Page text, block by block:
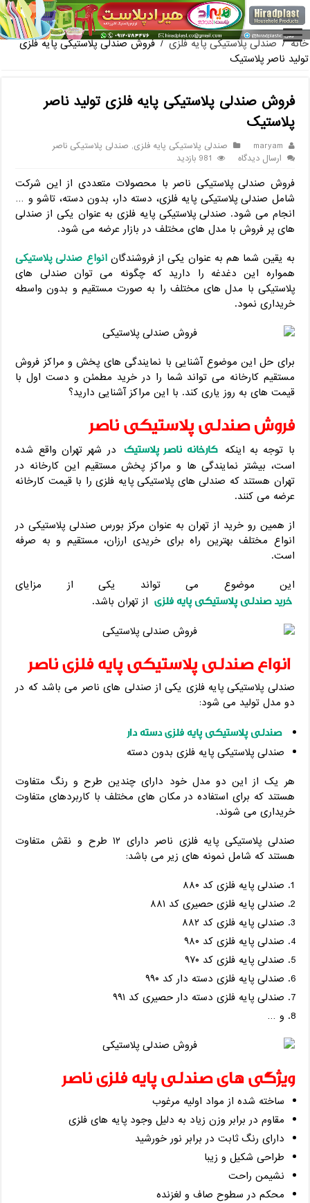
فروش گلدان پلاستیکی گلخانه
خانه / صندلی پلاستیکی پایه فلزی / فروش صندلی پلاستیکی پایه فلزی
تولید ناصر پلاستیک
فروش صندلی پلاستیکی پایه فلزی تولید ناصر
پلاستیک
maryam صندلی پلاستیکی پایه فلزی, صندلی پلاستیکی ناصر
ارسال دیدگاه
981 بازدید
فروش صندلی پلاستیکی ناصر با محصولات متعددی از این شرکت
شامل صندلی پلاستیکی پایه فلزی، دسته دار، بدون دسته، تاشو و …
انجام می شود. صندلی پلاستیکی پایه فلزی به عنوان یکی از صندلی
های پر فروش با مدل های مختلف در بازار عرضه می شود.
به یقین شما هم به عنوان یکی از فروشندگانانواع صندلی پلاستیکی
همواره این دغدغه را دارید که چگونه می توان صندلی های
پلاستیکی با مدل های مختلف را به صورت مستقیم و بدون واسطه
خریداری نمود.
برای حل این موضوع آشنایی با نمایندگی های پخش و مراکز فروش
مستقیم کارخانه می تواند شما را در خرید مطمئن و دست اول با
قیمت های به روز یاری کند. با این مراکز آشنایی دارید؟
فروش صندلی پلاستیکی ناصر
با توجه به اینکه کارخانه ناصر پلاستیک در شهر تهران واقع شده
است، بیشتر نمایندگی ها و مراکز پخش مستقیم این کارخانه در
تهران هستند که صندلی های پلاستیکی پایه فلزی را با قیمت کارخانه
عرضه می کنند.
از همین رو خرید از تهران به عنوان مرکز بورس صندلی پلاستیکی در
انواع مختلف بهترین راه برای خریدی ارزان، مستقیم و به صرفه
است.
این موضوع می تواند یکی از مزایای
خرید صندلی پلاستیکی پایه فلزی از تهران باشد.
انواع صندلی پلاستیکی پایه فلزی ناصر
صندلی پلاستیکی پایه فلزی یکی از صندلی های ناصر می باشد که در
دو مدل تولید می شود:
صندلی پلاستیکی پایه فلزی دسته دار
صندلی پلاستیکی پایه فلزی بدون دسته
هر یک از این دو مدل خود دارای چندین طرح و رنگ متفاوت
هستند که برای استفاده در مکان های مختلف با کاربردهای متفاوت
خریداری می شوند.
صندلی پلاستیکی پایه فلزی ناصر دارای ۱۲ طرح و نقش متفاوت
هستند که شامل نمونه های زیر می باشد:
صندلی پایه فلزی کد ۸۸۰
صندلی پایه فلزی حصیری کد ۸۸۱
صندلی پایه فلزی کد ۸۸۲
صندلی پایه فلزی کد ۹۸۰
صندلی پایه فلزی کد ۹۷۰
صندلی پایه فلزی دسته دار کد ۹۹۰
صندلی پایه فلزی دسته دار حصیری کد ۹۹۱
و …
ویژگی های صندلی پایه فلزی ناصر
ساخته شده از مواد اولیه مرغوب
مقاوم در برابر وزن زیاد به دلیل وجود پایه های فلزی
دارای رنگ ثابت در برابر نور خورشید
طراحی شکیل و زیبا
نشیمن راحت
محکم در سطوح صاف و لغزنده